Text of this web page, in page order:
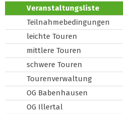
Veranstaltungsliste
Teilnahmebedingungen
leichte Touren
mittlere Touren
schwere Touren
Tourenverwaltung
OG Babenhausen
OG Illertal